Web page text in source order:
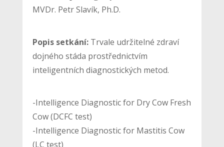
MVDr. Petr Slavík, Ph.D.
Popis setkání:Trvale udržitelné zdraví
dojného stáda prostřednictvím
inteligentních diagnostických metod.
-Intelligence Diagnostic for Dry Cow Fresh
Cow (DCFC test)
-Intelligence Diagnostic for Mastitis Cow
(LC test)